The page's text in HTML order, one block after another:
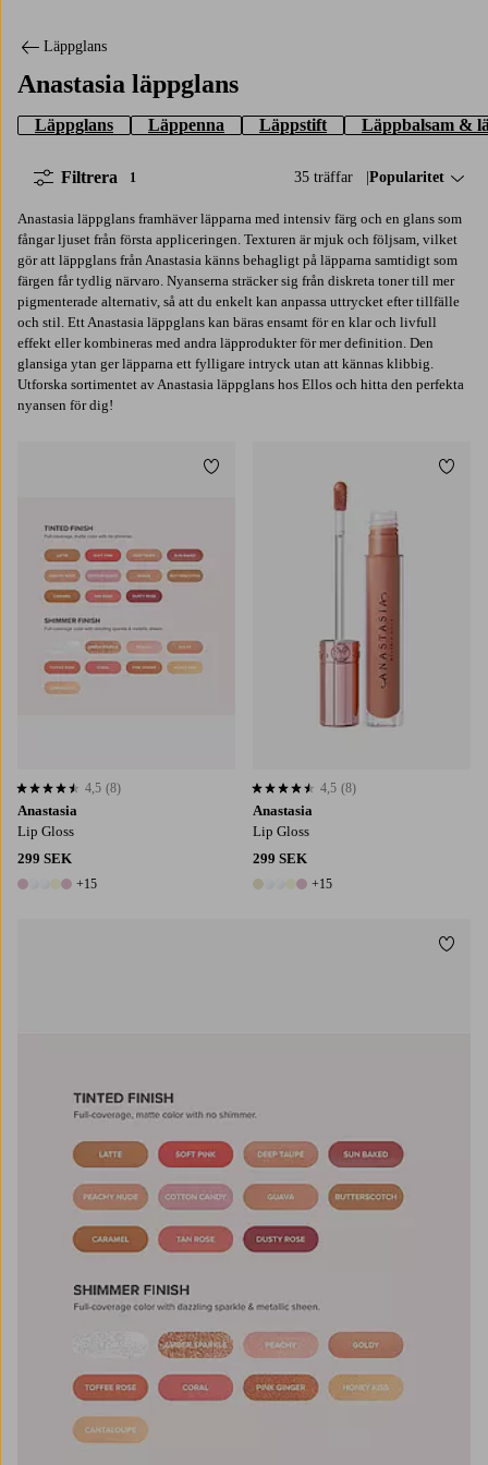
Läppglans
Anastasia läppglans
Läppglans Läppenna Läppstift Läppbalsam &
35 träffar Sortera på:
Popularitet
Filtrera 1
Anastasia läppglans framhäver läpparna med intensiv färg och en glans som
fångar ljuset från första appliceringen. Texturen är mjuk och följsam, vilket
gör att läppglans från Anastasia känns behagligt på läpparna samtidigt som
färgen får tydlig närvaro. Nyanserna sträcker sig från diskreta toner till mer
pigmenterade alternativ, så att du enkelt kan anpassa uttrycket efter tillfälle
och stil. Ett Anastasia läppglans kan bäras ensamt för en klar och livfull
effekt eller kombineras med andra läpprodukter för mer definition. Den
glansiga ytan ger läpparna ett fylligare intryck utan att kännas klibbig.
Utforska sortimentet av Anastasia läppglans hos Ellos och hitta den perfekta
nyansen för dig!
Anastasia
Lip Gloss
299 SEK
20 färger
+15
4,5 baserat på 8 st betyg
4,5 (8)
Lägg till i favoriter
Anastasia
Lip Gloss
299 SEK
20 färger
+15
4,5 baserat på 8 st betyg
4,5 (8)